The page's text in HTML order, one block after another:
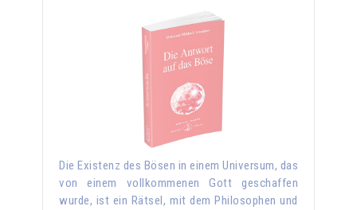
Die Existenz des Bösen in einem Universum, das
von einem vollkommenen Gott geschaffen
wurde, ist ein Rätsel, mit dem Philosophen und